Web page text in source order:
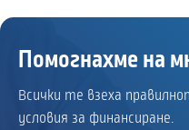
Помогнахме на
Всички те взеха
условия за финансиране.